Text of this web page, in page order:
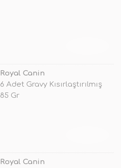
Royal Canin
6 Adet Gravy Kısırlaştırılmış
85 Gr
Royal Canin